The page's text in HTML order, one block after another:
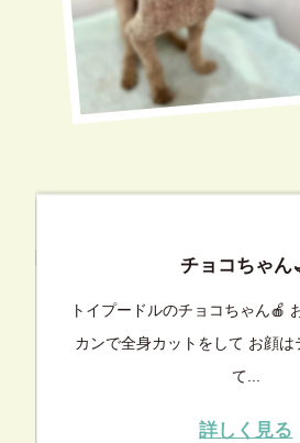
チョコちゃん
トイプードルのチョコちゃん🍎
カンで全身カットをして お顔は
て...
詳しく見る